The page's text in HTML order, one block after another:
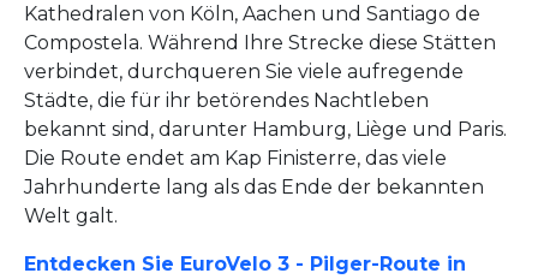
Kathedralen von Köln, Aachen und Santiago de
Compostela. Während Ihre Strecke diese Stätten
verbindet, durchqueren Sie viele aufregende
Städte, die für ihr betörendes Nachtleben
bekannt sind, darunter Hamburg, Liège und Paris.
Die Route endet am Kap Finisterre, das viele
Jahrhunderte lang als das Ende der bekannten
Welt galt.
Entdecken Sie EuroVelo 3 - Pilger-Route in